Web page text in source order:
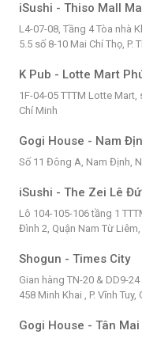
iSushi - Thiso Mall
L4-07-08, Tầng 4 Tòa nhà
5.5 số 8-10 Mai Chí Thọ, P.
K Pub - Lotte Mart
1F-04-05 TTTM Lotte Mart,
Chí Minh
Gogi House - Nam
Số 11 Đông A, Nam Định,
iSushi - The Zei Lê
Lô 104-105-106 tầng 1
Đình 2, Quận Nam Từ Liêm,
Shogun - Times City
Gian hàng TN-20 & DD9-
458 Minh Khai , P. Vĩnh
Gogi House - Tân Mai